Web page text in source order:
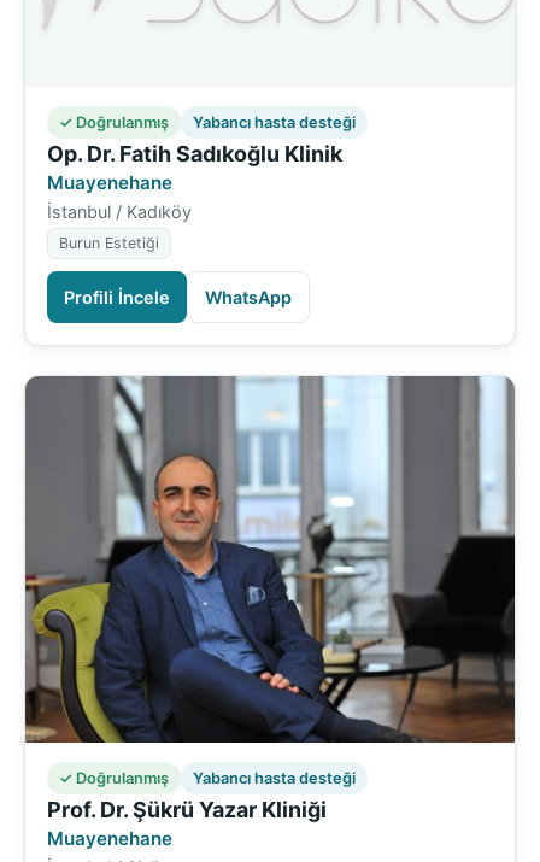
✓ Doğrulanmış Yabancı hasta desteği
Op. Dr. Fatih Sadıkoğlu Klinik
Muayenehane
İstanbul / Kadıköy
Burun Estetiği
Profili İncele WhatsApp
✓ Doğrulanmış Yabancı hasta desteği
Prof. Dr. Şükrü Yazar Kliniği
Muayenehane